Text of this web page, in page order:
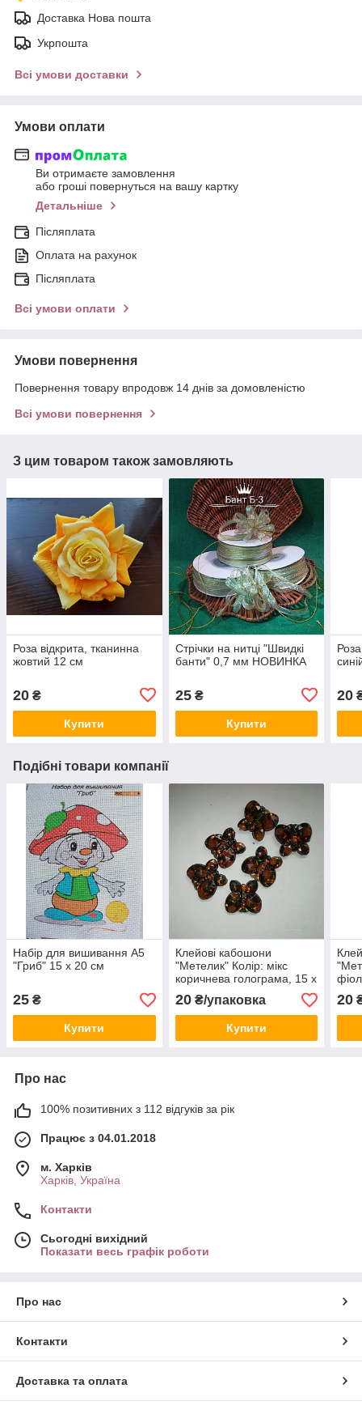
Доставка Нова пошта
Укрпошта
Всі умови доставки
Умови оплати
Ви отримаєте замовлення
або гроші повернуться на вашу картку
Детальніше
Післяплата
Оплата на рахунок
Післяплата
Всі умови оплати
Умови повернення
Повернення товару впродовж 14 днів за домовленістю
Всі умови повернення
З цим товаром також замовляють
Роза відкрита, тканинна
жовтий 12 см
20 ₴
Купити
Стрічки на нитці "Швидкі
банти" 0,7 мм НОВИНКА
25₴
Купити
20
Подібні товари компанії
Набір для вишивання А5
"Гриб" 15 х 20 см
25 ₴
Купити
Клейові кабошони
"Метелик" Колір: мікс
коричнева голограма, 15 х
13 мм 20 шт уп
20₴/упаковка
Купити
13
20
Про нас
100% позитивних з 112 відгуків за рік
Працює з 04.01.2018
м. Харків
Харків, Україна
Контакти
Сьогодні вихідний
Показати весь графік роботи
Про нас
Контакти
Доставка та оплата